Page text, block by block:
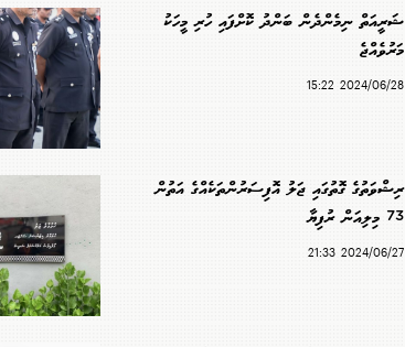
ޝަރީއަތް ނިމެންދެން ބަންދު ކޮށްފައި ހުރި މީހަކު
މަރުވެއްޖެ
2024/06/28 15:22
ރިޝްވަތުގެ ގޮތުގައި ޖަލު އޮފިސަރުންތަކެއްގެ އަތުން
73 މިލިއަން ރުފިޔާ
2024/06/27 21:33